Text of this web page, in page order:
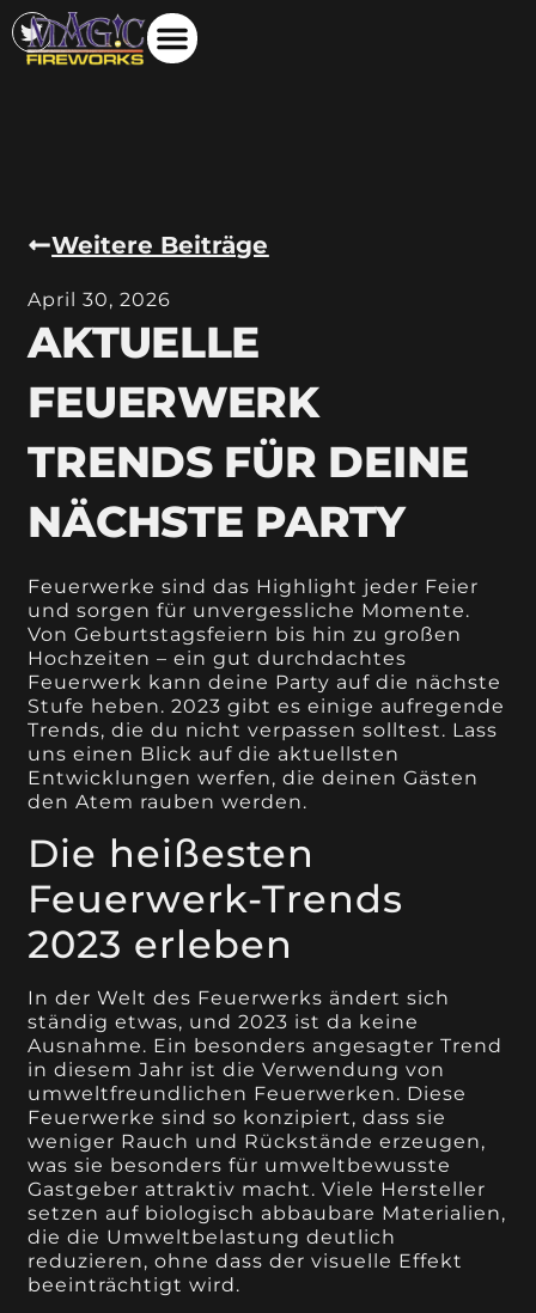
Weitere Beiträge
April 30, 2026
AKTUELLE
FEUERWERK
TRENDS FÜR DEINE
NÄCHSTE PARTY
Feuerwerke sind das Highlight jeder Feier
und sorgen für unvergessliche Momente.
Von Geburtstagsfeiern bis hin zu großen
Hochzeiten – ein gut durchdachtes
Feuerwerk kann deine Party auf die nächste
Stufe heben. 2023 gibt es einige aufregende
Trends, die du nicht verpassen solltest. Lass
uns einen Blick auf die aktuellsten
Entwicklungen werfen, die deinen Gästen
den Atem rauben werden.
Die heißesten
Feuerwerk-Trends
2023 erleben
In der Welt des Feuerwerks ändert sich
ständig etwas, und 2023 ist da keine
Ausnahme. Ein besonders angesagter Trend
in diesem Jahr ist die Verwendung von
umweltfreundlichen Feuerwerken. Diese
Feuerwerke sind so konzipiert, dass sie
weniger Rauch und Rückstände erzeugen,
was sie besonders für umweltbewusste
Gastgeber attraktiv macht. Viele Hersteller
setzen auf biologisch abbaubare Materialien,
die die Umweltbelastung deutlich
reduzieren, ohne dass der visuelle Effekt
beeinträchtigt wird.